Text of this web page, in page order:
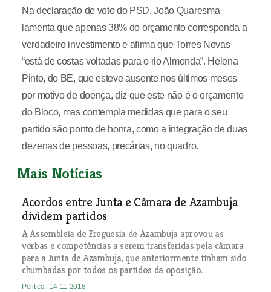
Na declaração de voto do PSD, João Quaresma
lamenta que apenas 38% do orçamento corresponda a
verdadeiro investimento e afirma que Torres Novas
“está de costas voltadas para o rio Almonda”. Helena
Pinto, do BE, que esteve ausente nos últimos meses
por motivo de doença, diz que este não é o orçamento
do Bloco, mas contempla medidas que para o seu
partido são ponto de honra, como a integração de duas
dezenas de pessoas, precárias, no quadro.
Mais Notícias
Acordos entre Junta e Câmara de Azambuja
dividem partidos
A Assembleia de Freguesia de Azambuja aprovou as
verbas e competências a serem transferidas pela câmara
para a Junta de Azambuja, que anteriormente tinham sido
chumbadas por todos os partidos da oposição.
Politica | 14-11-2018